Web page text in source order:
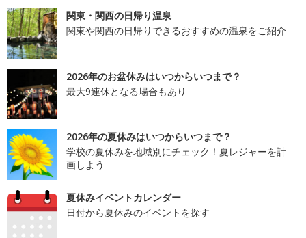
関東・関西の日帰り温泉
関東や関西の日帰りできるおすすめの温泉をご紹介
2026年のお盆休みはいつからいつまで？
最大9連休となる場合もあり
2026年の夏休みはいつからいつまで？
学校の夏休みを地域別にチェック！夏レジャーを計
画しよう
夏休みイベントカレンダー
日付から夏休みのイベントを探す